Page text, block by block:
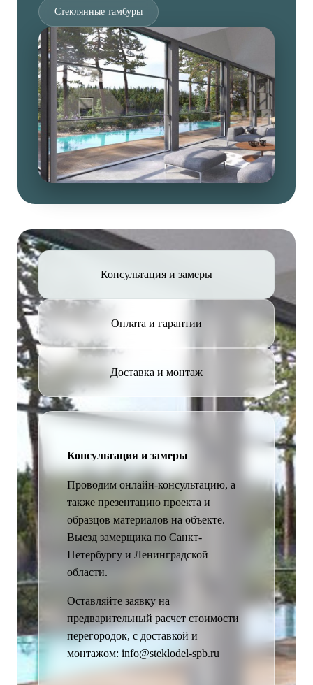
Стеклянные тамбуры
Консультация и замеры
Оплата и гарантии
Доставка и монтаж
Консультация и замеры
Проводим онлайн-консультацию, а
также презентацию проекта и
образцов материалов на объекте.
Выезд замерщика по Санкт-
Петербургу и Ленинградской
области.
Оставляйте заявку на
предварительный расчет стоимости
перегородок, с доставкой и
монтажом: info@steklodel-spb.ru